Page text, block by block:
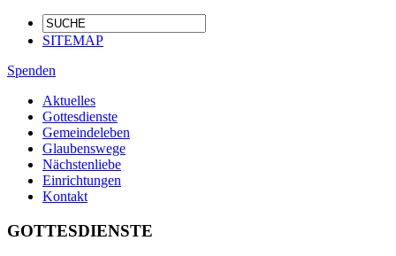
SITEMAP
Spenden
Aktuelles
Gottesdienste
Gemeindeleben
Glaubenswege
Nächstenliebe
Einrichtungen
Kontakt
GOTTESDIENSTE